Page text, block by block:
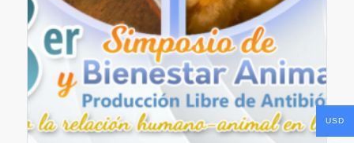
USD